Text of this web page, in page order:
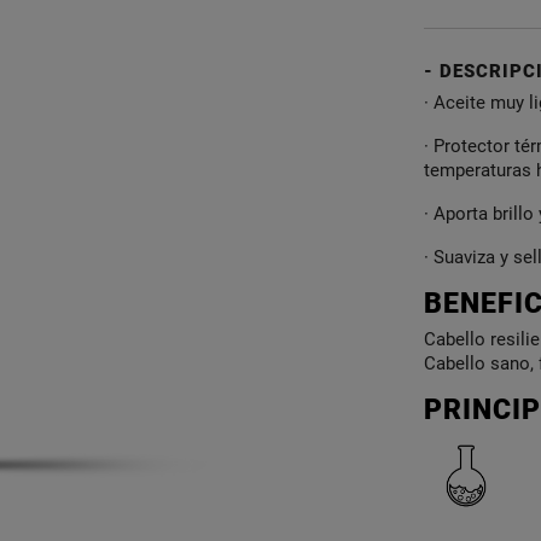
· Aceite muy
· Protector
temperaturas
· Aporta
· Suaviza y
Cabello
Cabello